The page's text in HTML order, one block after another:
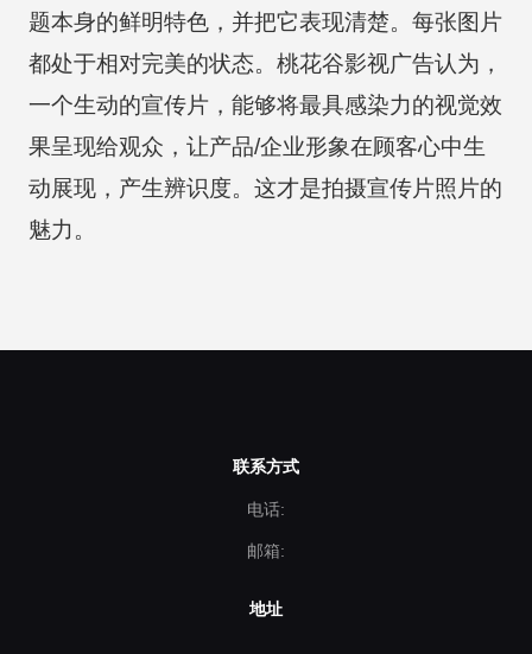
题本身的鲜明特色，并把它表现清楚。每张图片
都处于相对完美的状态。桃花谷影视广告认为，
一个生动的宣传片，能够将最具感染力的视觉效
果呈现给观众，让产品/企业形象在顾客心中生
动展现，产生辨识度。这才是拍摄宣传片照片的
魅力。
联系方式
电话:
邮箱:
地址